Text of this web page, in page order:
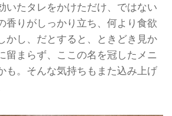
いたタレをかけただけ、ではない
香りがしっかり立ち、何より食欲
かし、だとすると、ときどき見か
留まらず、ここの名を冠したメニ
も。そんな気持ちもまた込み上げ